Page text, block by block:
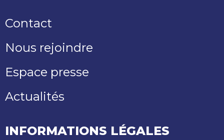
Contact
Nous rejoindre
Espace presse
Actualités
INFORMATIONS LÉGALES